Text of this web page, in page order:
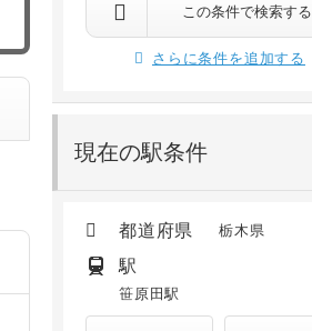
この条件で検索する
さらに条件を追加する
現在の駅条件
都道府県 栃木県
駅
笹原田駅